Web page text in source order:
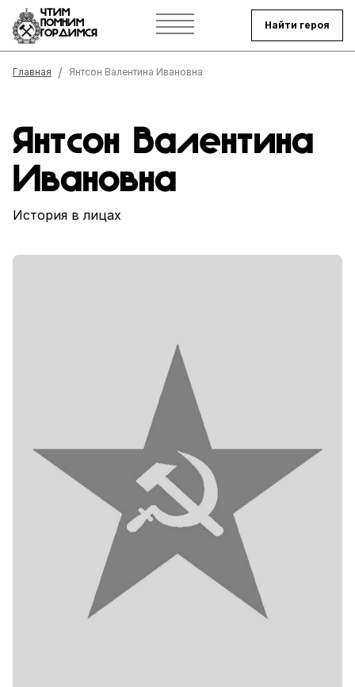
ЧТИМ
ПОМНИМ
ГОРДИМСЯ
Найти героя
Строка навигации
Главная Янтсон Валентина Ивановна
Янтсон Валентина
Ивановна
История в лицах